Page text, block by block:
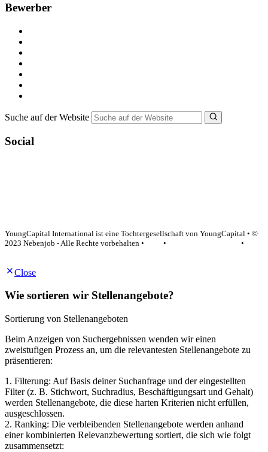
Bewerber
Suche auf der Website
Social
YoungCapital International ist eine Tochtergesellschaft von YoungCapital • ©
2023 Nebenjob - Alle Rechte vorbehalten •
•
•
Close
Wie sortieren wir Stellenangebote?
Sortierung von Stellenangeboten
Beim Anzeigen von Suchergebnissen wenden wir einen
zweistufigen Prozess an, um die relevantesten Stellenangebote zu
präsentieren:
1. Filterung: Auf Basis deiner Suchanfrage und der eingestellten
Filter (z. B. Stichwort, Suchradius, Beschäftigungsart und Gehalt)
werden Stellenangebote, die diese harten Kriterien nicht erfüllen,
ausgeschlossen.
2. Ranking: Die verbleibenden Stellenangebote werden anhand
einer kombinierten Relevanzbewertung sortiert, die sich wie folgt
zusammensetzt: